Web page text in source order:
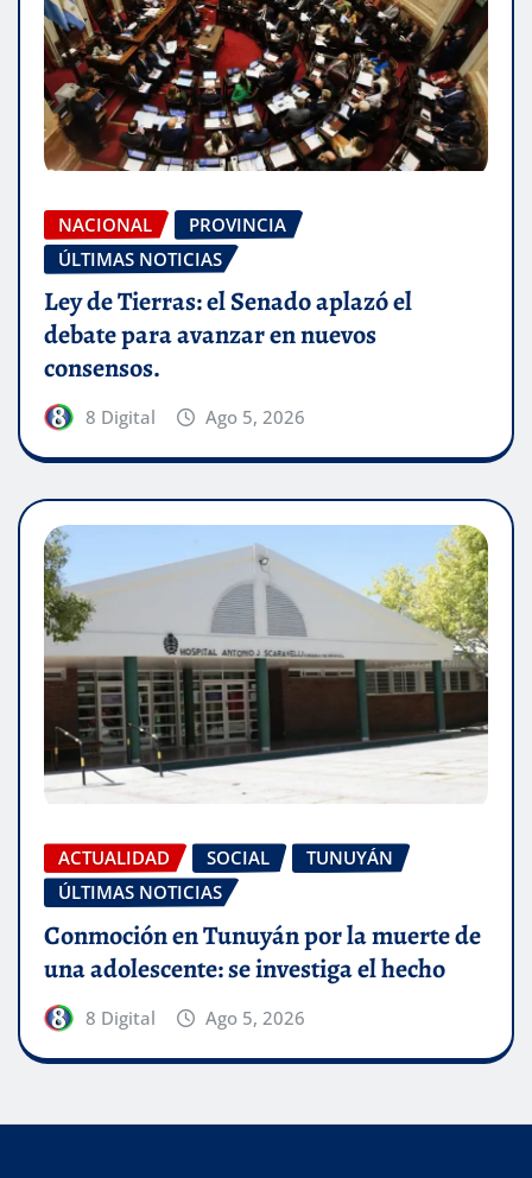
NACIONAL
PROVINCIA
ÚLTIMAS NOTICIAS
Ley de Tierras: el Senado aplazó el
debate para avanzar en nuevos
consensos.
8 Digital Ago 5, 2026
ACTUALIDAD SOCIAL
TUNUYÁN
ÚLTIMAS NOTICIAS
Conmoción en Tunuyán por la muerte de
una adolescente: se investiga el hecho
8 Digital Ago 5, 2026